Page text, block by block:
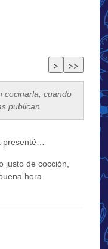
cocinarla, cuando
publican.
presenté…
justo de cocción,
hora.